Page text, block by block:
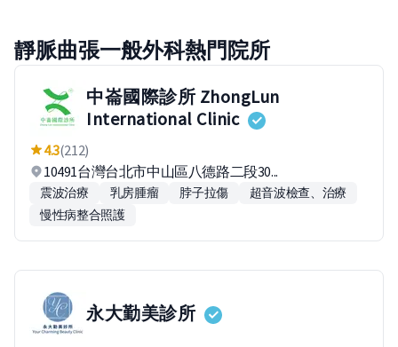
靜脈曲張一般外科熱門院所
中崙國際診所 ZhongLun
International Clinic
4.3(212)
10491台灣台北市中山區八德路二段30...
震波治療 乳房腫瘤 脖子拉傷
超音波檢查、治療
慢性病整合照護
永大勤美診所